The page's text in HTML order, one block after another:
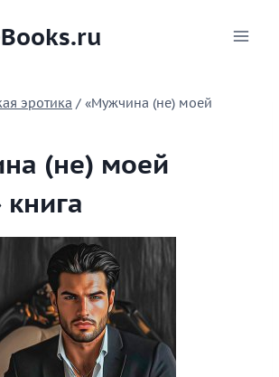
эротика / «Мужчина (не) моей
(не) моей